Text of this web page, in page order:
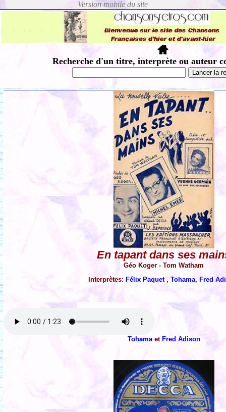
Recherche d'un titre, interprète ou auteur
En tapant dans ses
Géo Koger - Tom Watham
Interprètes: Félix Paquet , Tohama, Fred
Tohamaet Fred Adison